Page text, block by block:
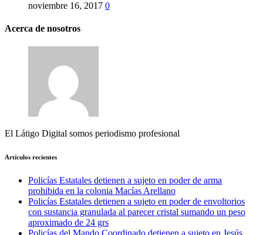
noviembre 16, 2017 0
Acerca de nosotros
El Látigo Digital somos periodismo profesional
Artículos recientes
Policías Estatales detienen a sujeto en poder de arma
prohibida en la colonia Macías Arellano
Policías Estatales detienen a sujeto en poder de envoltorios
con sustancia granulada al parecer cristal sumando un peso
aproximado de 24 grs